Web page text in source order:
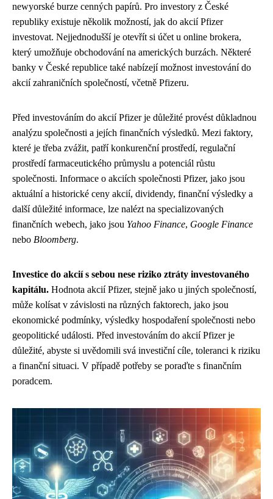
newyorské burze cenných papírů. Pro investory z České
republiky existuje několik možností, jak do akcií Pfizer
investovat. Nejjednodušší je otevřít si účet u online brokera,
který umožňuje obchodování na amerických burzách. Některé
banky v České republice také nabízejí možnost investování do
akcií zahraničních společností, včetně Pfizeru.
Před investováním do akcií Pfizer je důležité provést důkladnou
analýzu společnosti a jejích finančních výsledků. Mezi faktory,
které je třeba zvážit, patří konkurenční prostředí, regulační
prostředí farmaceutického průmyslu a potenciál růstu
společnosti. Informace o akciích společnosti Pfizer, jako jsou
aktuální a historické ceny akcií, dividendy, finanční výsledky a
další důležité informace, lze nalézt na specializovaných
finančních webech, jako jsou Yahoo Finance, Google Finance
nebo Bloomberg.
Investice do akcií s sebou nese riziko ztráty investovaného
kapitálu. Hodnota akcií Pfizer, stejně jako u jiných společností,
může kolísat v závislosti na různých faktorech, jako jsou
ekonomické podmínky, výsledky hospodaření společnosti nebo
geopolitické události. Před investováním do akcií Pfizer je
důležité, abyste si uvědomili svá investiční cíle, toleranci k riziku
a finanční situaci. V případě potřeby se poraďte s finančním
poradcem.